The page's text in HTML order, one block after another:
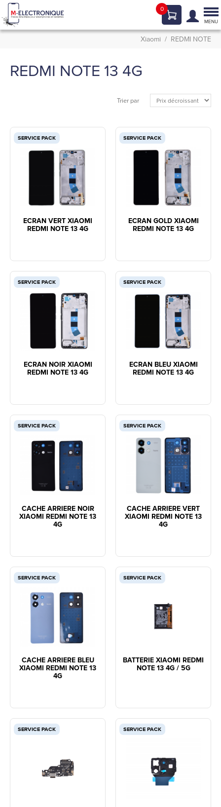
0
MENU
Xiaomi REDMI NOTE
REDMI NOTE 13 4G
Trier par
SERVICE PACK
ECRAN VERT XIAOMI
REDMI NOTE 13 4G
SERVICE PACK
ECRAN GOLD XIAOMI
REDMI NOTE 13 4G
SERVICE PACK
ECRAN NOIR XIAOMI
REDMI NOTE 13 4G
SERVICE PACK
ECRAN BLEU XIAOMI
REDMI NOTE 13 4G
SERVICE PACK
CACHE ARRIERE NOIR
XIAOMI REDMI NOTE 13
4G
SERVICE PACK
CACHE ARRIERE VERT
XIAOMI REDMI NOTE 13
4G
SERVICE PACK
CACHE ARRIERE BLEU
XIAOMI REDMI NOTE 13
4G
SERVICE PACK
BATTERIE XIAOMI REDMI
NOTE 13 4G / 5G
SERVICE PACK SERVICE PACK